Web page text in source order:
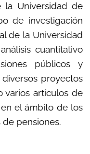
la Universidad de
de investigación
de la Universidad
cuantitativo
públicos y
proyectos
varios artículos de
el ámbito de los
pensiones.